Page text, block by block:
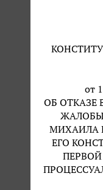
от
ОБ ОТКАЗЕ
МИХАИЛА
ЕГО